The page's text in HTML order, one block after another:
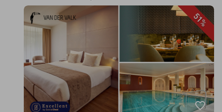
51%
favorite_border